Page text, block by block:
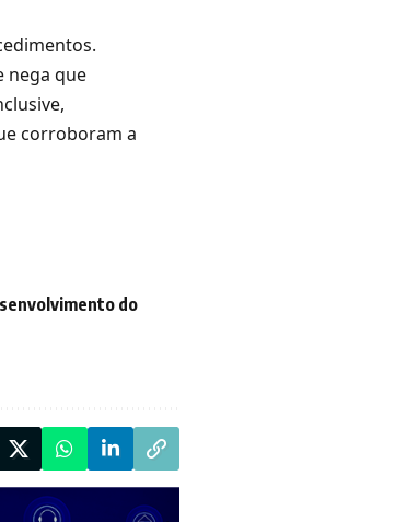
nega que
corroboram a
do